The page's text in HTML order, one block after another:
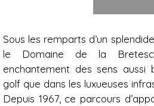
Sous les remparts d’un
le Domaine de la
enchantement des sens aussi
golf que dans les luxueuses
Depuis 1967, ce parcours